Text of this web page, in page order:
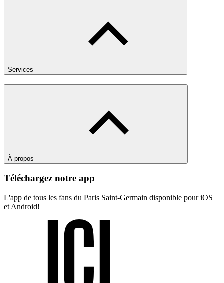
Services
À propos
Téléchargez notre app
L'app de tous les fans du Paris Saint-Germain disponible pour iOS
et Android!